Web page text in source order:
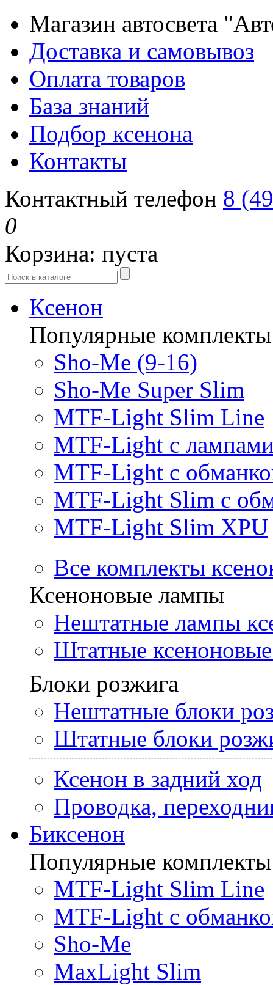
Магазин автосвета
Доставка и самовывоз
Оплата товаров
База знаний
Подбор ксенона
Контакты
Контактный телефон 8
0
Корзина: пуста
Ксенон
Популярные комплекты
Sho-Me (9-16)
Sho-Me Super Slim
MTF-Light Slim Line
MTF-Light с
MTF-Light с
MTF-Light Slim с
MTF-Light Slim XPU
Все комплекты
Ксеноновые лампы
Нештатные лампы
Штатные
Блоки розжига
Нештатные блоки
Штатные блоки
Ксенон в задний ход
Проводка,
Биксенон
Популярные комплекты
MTF-Light Slim Line
MTF-Light с
Sho-Me
MaxLight Slim